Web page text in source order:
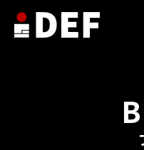
人が来ない、人続かない